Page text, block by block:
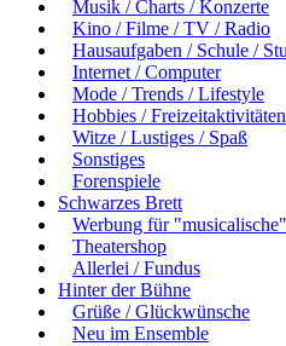
Musik / Charts / Konzerte
Kino / Filme / TV / Radio
Hausaufgaben / Schule /
Internet / Computer
Mode / Trends / Lifestyle
Hobbies / Freizeitaktivitäten
Witze / Lustiges / Spaß
Sonstiges
Forenspiele
Schwarzes Brett
Werbung für
Theatershop
Allerlei / Fundus
Hinter der Bühne
Grüße / Glückwünsche
Neu im Ensemble